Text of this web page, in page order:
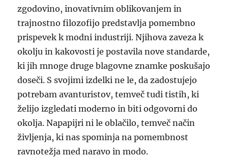
zgodovino, inovativnim oblikovanjem in
trajnostno filozofijo predstavlja pomembno
prispevek k modni industriji. Njihova zaveza k
okolju in kakovosti je postavila nove standarde,
ki jih mnoge druge blagovne znamke poskušajo
doseči. S svojimi izdelki ne le, da zadostujejo
potrebam avanturistov, temveč tudi tistih, ki
želijo izgledati moderno in biti odgovorni do
okolja. Napapijri ni le oblačilo, temveč način
življenja, ki nas spominja na pomembnost
ravnotežja med naravo in modo.